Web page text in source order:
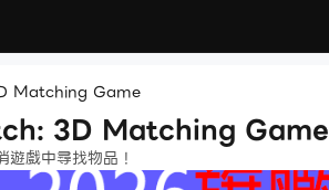
Matching Game
3D Matching Game
戲中尋找物品！